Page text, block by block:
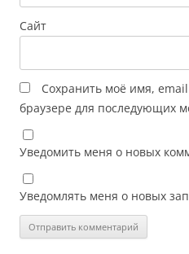
Сайт
Сохранить моё имя,
браузере для последующих
Уведомить меня о новых
Уведомлять меня о новых